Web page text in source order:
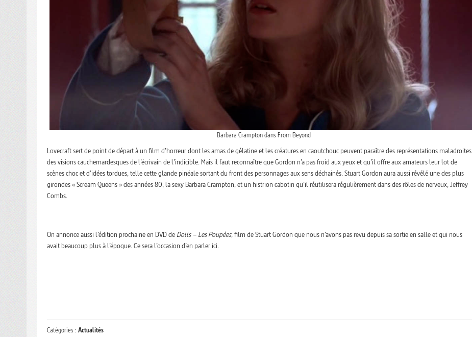
Barbara Crampton dans From Beyond
Lovecraft sert de point de départ à un film d’horreur dont les amas de gélatine et les créatures en caoutchouc peuvent paraître des représentations maladroites
des visions cauchemardesques de l’écrivain de l’indicible. Mais il faut reconnaître que Gordon n’a pas froid aux yeux et qu’il offre aux amateurs leur lot de
scènes choc et d’idées tordues, telle cette glande pinéale sortant du front des personnages aux sens déchainés. Stuart Gordon aura aussi révélé une des plus
girondes « Scream Queens » des années 80, la sexy Barbara Crampton, et un histrion cabotin qu’il réutilisera régulièrement dans des rôles de nerveux, Jeffrey
Combs.
On annonce aussi l’édition prochaine en DVD de Dolls – Les Poupées, film de Stuart Gordon que nous n’avons pas revu depuis sa sortie en salle et qui nous
avait beaucoup plus à l’époque. Ce sera l’occasion d’en parler ici.
Catégories : Actualités